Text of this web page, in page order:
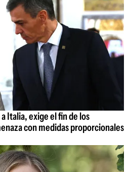
Italia, exige el fin de los
con medidas proporcionales